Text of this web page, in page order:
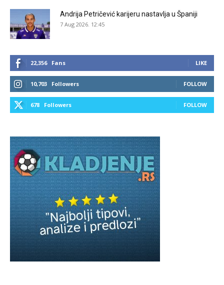
Andrija Petričević karijeru nastavlja u Španiji
7 Aug 2026. 12:45
22,356 Fans LIKE
10,703 Followers FOLLOW
678 Followers FOLLOW